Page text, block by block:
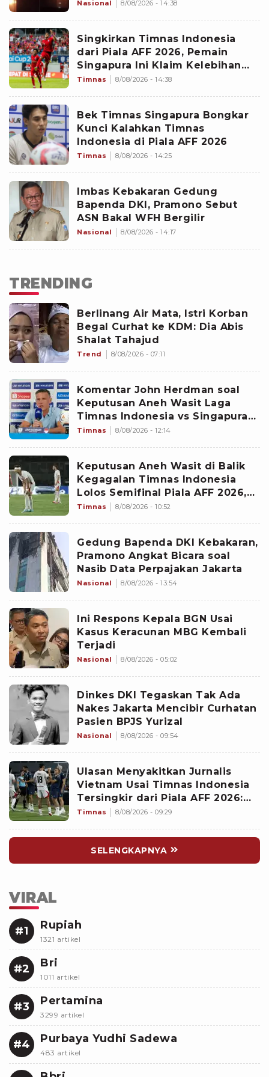
Nasional 8/08/2026 - 14:38
Singkirkan Timnas Indonesia
dari Piala AFF 2026, Pemain
Singapura Ini Klaim Kelebihan
The Lions yang Buat Garuda
Timnas 8/08/2026 - 14:38
Bek Timnas Singapura Bongkar
Kunci Kalahkan Timnas
Indonesia di Piala AFF 2026
Timnas 8/08/2026 - 14:25
Imbas Kebakaran Gedung
Bapenda DKI, Pramono Sebut
ASN Bakal WFH Bergilir
Nasional 8/08/2026 - 14:17
TRENDING
Berlinang Air Mata, Istri Korban
Begal Curhat ke KDM: Dia Abis
Shalat Tahajud
Trend 8/08/2026 - 07:11
Komentar John Herdman soal
Keputusan Aneh Wasit Laga
Timnas Indonesia vs Singapura
di Piala AFF 2026: Percuma
Timnas 8/08/2026 - 12:14
Keputusan Aneh Wasit di Balik
Kegagalan Timnas Indonesia
Lolos Semifinal Piala AFF 2026,
Untungkan Singapura dan
Timnas 8/08/2026 - 10:52
Gedung Bapenda DKI Kebakaran,
Pramono Angkat Bicara soal
Nasib Data Perpajakan Jakarta
Nasional 8/08/2026 - 13:54
Ini Respons Kepala BGN Usai
Kasus Keracunan MBG Kembali
Terjadi
Nasional 8/08/2026 - 05:02
Dinkes DKI Tegaskan Tak Ada
Nakes Jakarta Mencibir Curhatan
Pasien BPJS Yurizal
Nasional 8/08/2026 - 09:54
Ulasan Menyakitkan Jurnalis
Vietnam Usai Timnas Indonesia
Tersingkir dari Piala AFF 2026:
Memalukan!
Timnas 8/08/2026 - 09:29
SELENGKAPNYA
VIRAL
#1 Rupiah
1321 artikel
#2 Bri
1011 artikel
#3 Pertamina
3299 artikel
#4 Purbaya Yudhi Sadewa
483 artikel